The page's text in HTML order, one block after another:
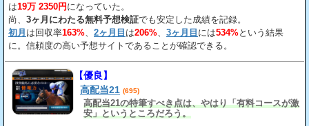
は19万 2350円 になっていた。
尚、 3ヶ月にわたる無料予想検証でも安定した成績を記録。
初月 は回収率163%、 2ヶ月目 は206%、 3ヶ月目 には534%という結果
に。信頼度の高い予想サイトであることが確認できる。
【優良】
高配当21 (695)
高配当21の特筆すべき点は、やはり「有料コースが激
安」というところだろう。